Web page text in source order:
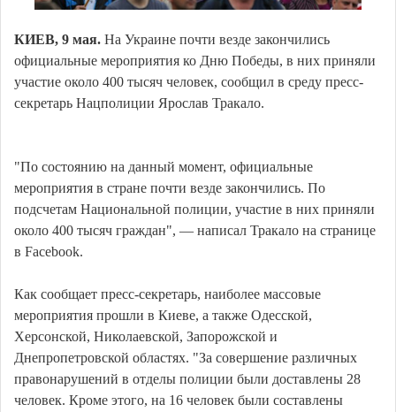
КИЕВ, 9 мая. На Украине почти везде закончились
официальные мероприятия ко Дню Победы, в них приняли
участие около 400 тысяч человек, сообщил в среду пресс-
секретарь Нацполиции Ярослав Тракало.
"По состоянию на данный момент, официальные
мероприятия в стране почти везде закончились. По
подсчетам Национальной полиции, участие в них приняли
около 400 тысяч граждан", — написал Тракало на странице
в Facebook.
Как сообщает пресс-секретарь, наиболее массовые
мероприятия прошли в Киеве, а также Одесской,
Херсонской, Николаевской, Запорожской и
Днепропетровской областях. "За совершение различных
правонарушений в отделы полиции были доставлены 28
человек. Кроме этого, на 16 человек были составлены